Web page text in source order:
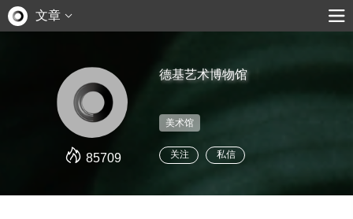
文章
85709
德基艺术博物馆
美术馆
关注 私信